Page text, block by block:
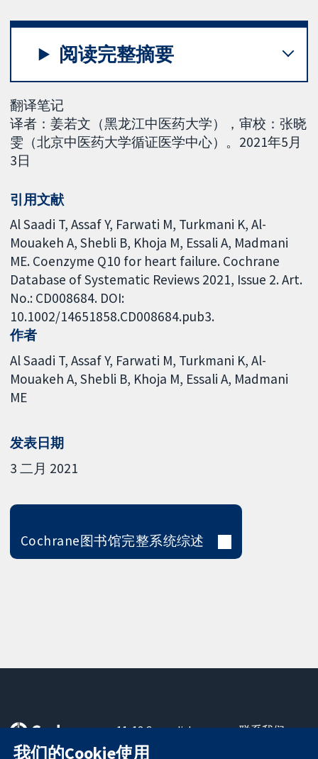
阅读完整摘要
翻译笔记
译者：姜若文（黑龙江中医药大学），审校：张晓
雯（北京中医药大学循证医学中心）。2021年5月
3日
引用文献
Al Saadi T, Assaf Y, Farwati M, Turkmani K, Al-
Mouakeh A, Shebli B, Khoja M, Essali A, Madmani
ME. Coenzyme Q10 for heart failure. Cochrane
Database of Systematic Reviews 2021, Issue 2. Art.
No.: CD008684. DOI:
10.1002/14651858.CD008684.pub3.
作者
Al Saadi T Assaf Y Farwati M Turkmani K Al-
Mouakeh A Shebli B Khoja M Essali A Madmani
ME
发表日期
3 二月 2021
Cochrane图书馆完整系统综述
11-13 Cavendish
Square
联系我们
我们的Cookie使用